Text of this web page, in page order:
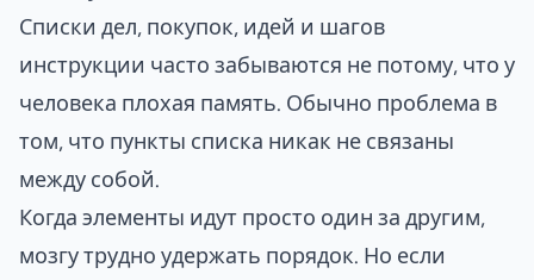
Списки дел, покупок, идей и шагов
инструкции часто забываются не потому, что у
человека плохая память. Обычно проблема в
том, что пункты списка никак не связаны
между собой.
Когда элементы идут просто один за другим,
мозгу трудно удержать порядок. Но если